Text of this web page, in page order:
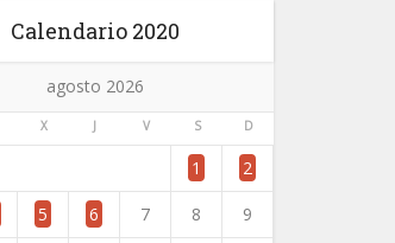
Calendario 2020
agosto 2026
X J V S D
1 2
5 6 7 8 9